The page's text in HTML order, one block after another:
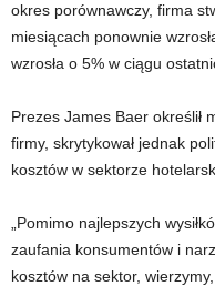
okres porównawczy, firma
miesiącach ponownie
wzrosła o 5% w ciągu
Prezes James Baer określił
firmy, skrytykował jednak
kosztów w sektorze
„Pomimo najlepszych
zaufania konsumentów i
kosztów na sektor,